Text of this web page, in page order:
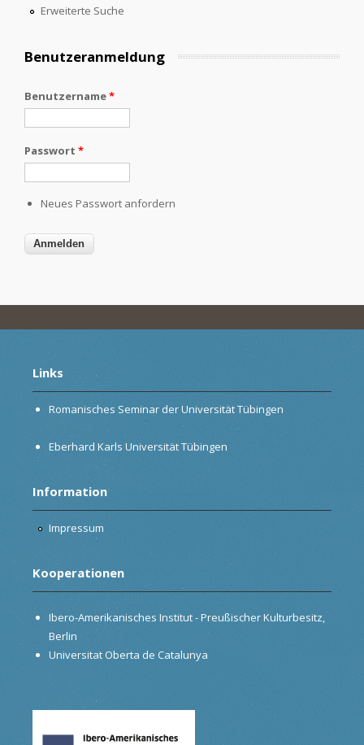
Erweiterte Suche
Benutzeranmeldung
Benutzername*
Passwort *
Neues Passwort anfordern
Links
Romanisches Seminar der Universität Tübingen
Eberhard Karls Universität Tübingen
Information
Impressum
Kooperationen
Ibero-Amerikanisches Institut - Preußischer Kulturbesitz,
Berlin
Universitat Oberta de Catalunya